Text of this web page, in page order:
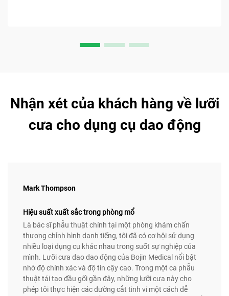
Nhận xét của khách hàng về lưỡi
cưa cho dụng cụ dao động
Mark Thompson
Hiệu suất xuất sắc trong phòng mổ
Là bác sĩ phẫu thuật chính tại một phòng khám chấn
thương chỉnh hình danh tiếng, tôi đã có cơ hội sử dụng
nhiều loại dụng cụ khác nhau trong suốt sự nghiệp của
mình. Lưỡi cưa dao dao động của Bojin Medical nổi bật
nhờ độ chính xác và độ tin cậy cao. Trong một ca phẫu
thuật tái tạo đầu gối gần đây, những lưỡi cưa này cho
phép tôi thực hiện các đường cắt tinh vi một cách dễ